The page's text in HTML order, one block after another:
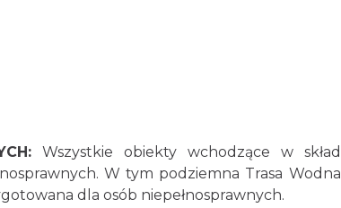
Wszystkie obiekty wchodzące w skład
W tym podziemna Trasa Wodna
dla osób niepełnosprawnych.